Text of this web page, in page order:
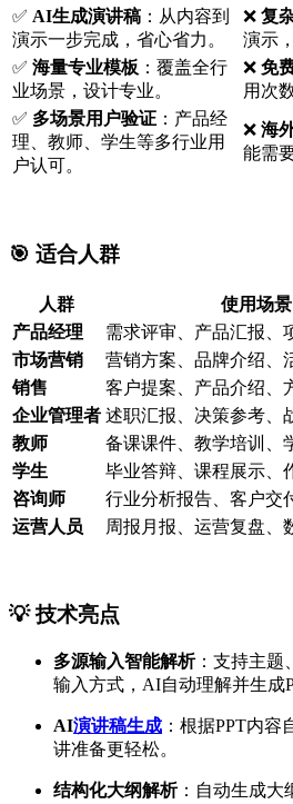
✅ AI生成演讲稿 ：从内容到
演示一步完成，省心省力。
❌ 复
演示
✅ 海量专业模板 ：覆盖全行
业场景，设计专业。
❌ 免
用次
✅ 多场景用户验证 ：产品经
理、教师、学生等多行业用
户认可。
❌ 海
能需
🎯 适合人群
人群
使用场景
产品经理
需求评审、产品汇报、
市场营销
营销方案、品牌介绍、
销售
客户提案、产品介绍、
企业管理者 述职汇报、决策参考、
教师
备课课件、教学培训、
学生
毕业答辩、课程展示、
咨询师
行业分析报告、客户交
运营人员
周报月报、运营复盘、
💡 技术亮点
多源输入智能解析：支持主题
输入方式，AI自动理解并生成
AI演讲稿生成 ：根据PPT内
讲准备更轻松。
结构化大纲解析：自动生成大